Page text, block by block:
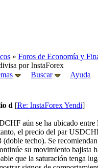
» Foros de Economía y
por InstaForex
Buscar Ayuda
d [Re: InstaForex Yendi]
aún se ha ubicado entre
el precio del par
(doble techo). Se
su movimiento bajista
que la saturación tenga